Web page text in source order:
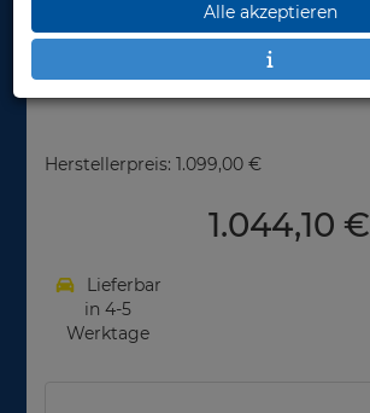
Herstellerpreis: 1.099,00 €
1.044,10 €
Lieferbar
in 4-5
Werktage
Alle akzeptieren